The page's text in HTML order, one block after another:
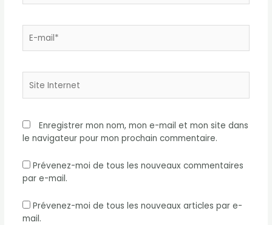
mail*
Internet
Enregistrer mon nom, mon e-mail et mon site dans
le navigateur pour mon prochain commentaire.
Prévenez-moi de tous les nouveaux commentaires
par e-mail.
Prévenez-moi de tous les nouveaux articles par e-
mail.